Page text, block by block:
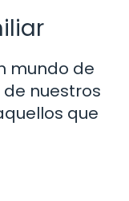
mundo de
nuestros
que